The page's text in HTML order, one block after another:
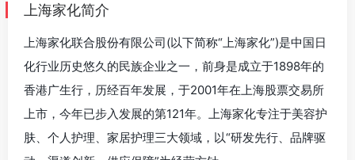
上海家化简介
上海家化联合股份有限公司(以下简称“上海家化”)是中国日
化行业历史悠久的民族企业之一，前身是成立于1898年的
香港广生行，历经百年发展，于2001年在上海股票交易所
上市，今年已步入发展的第121年。上海家化专注于美容护
肤、个人护理、家居护理三大领域，以“研发先行、品牌驱